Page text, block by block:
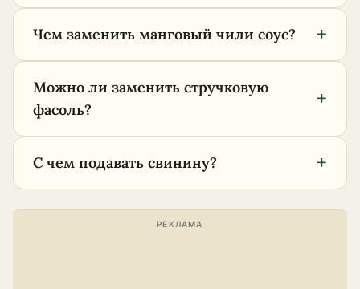
Чем заменить манговый чили соус? +
Можно ли заменить стручковую
фасоль?
+
С чем подавать свинину? +